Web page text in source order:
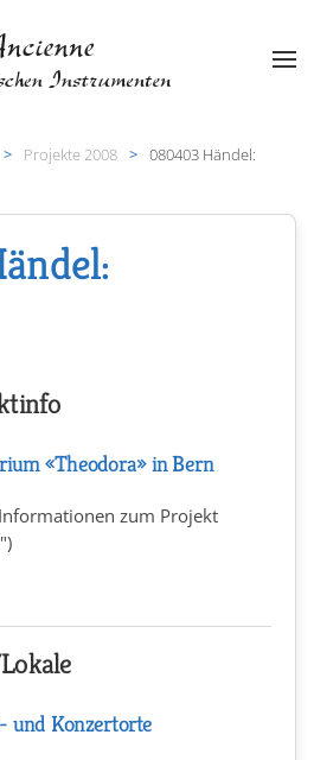
Projekte 2008
080403 Händel:
«Theodora» in Bern
zum Projekt
und Konzertorte